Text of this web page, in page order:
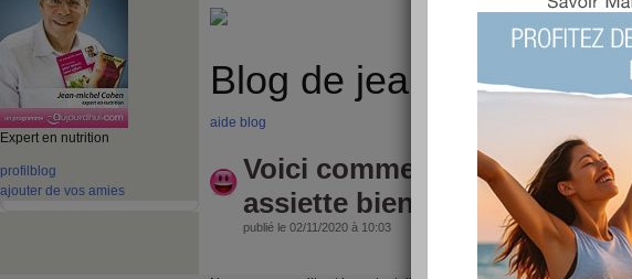
Expert en nutrition
profil blog
ajouter de vos amies
Blog de
aide blog
Voici comment réaliser une
assiette bien équilibrée
publié le 02/11/2020 à 10:03